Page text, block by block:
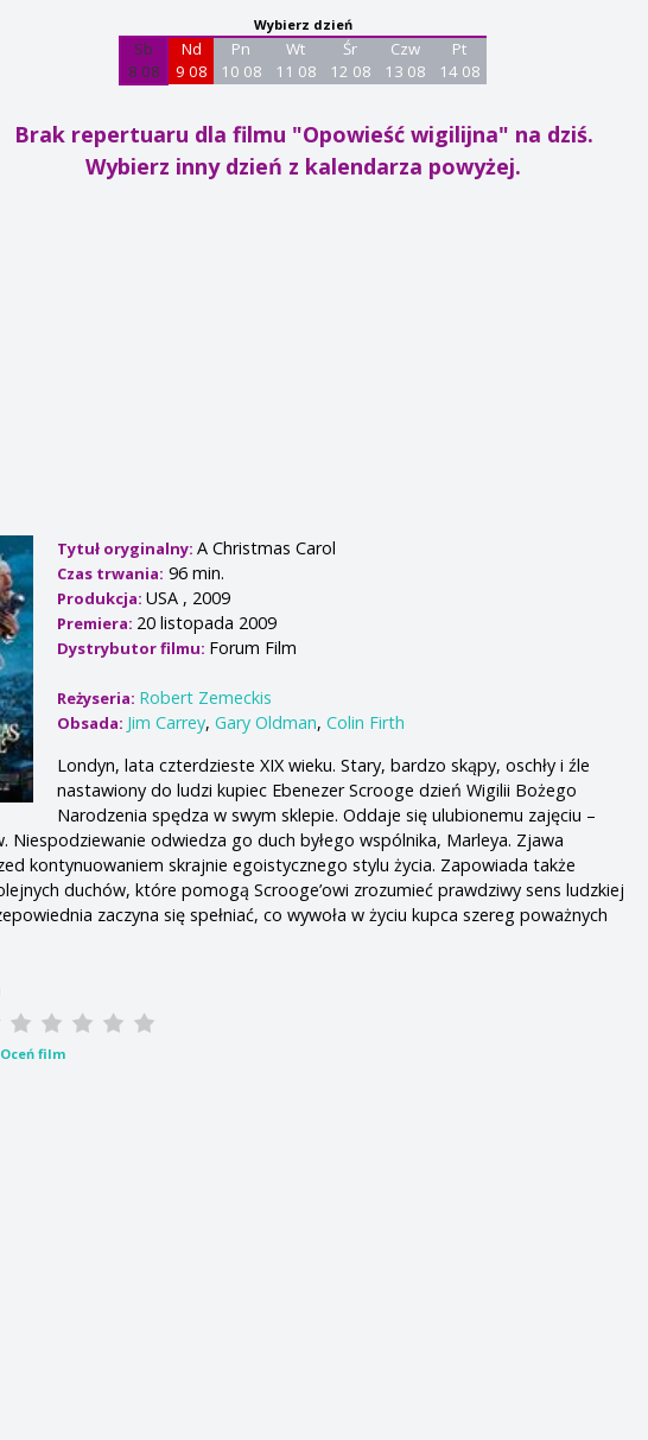
Wybierz dzień
Sb
8 08
Nd
9 08
Pn
10 08
Wt
11 08
Śr
12 08
Czw
13 08
Pt
14 08
Brak repertuaru dla filmu "Opowieść wigilijna" na dziś.
Wybierz inny dzień z kalendarza powyżej.
Tytuł oryginalny:A Christmas Carol
Czas trwania: 96 min.
Produkcja:USA , 2009
Premiera: 20 listopada 2009
Dystrybutor filmu: Forum Film
Reżyseria: Robert Zemeckis
Obsada: Jim Carrey,Gary Oldman,Colin Firth
Londyn, lata czterdzieste XIX wieku. Stary, bardzo skąpy, oschły i źle
nastawiony do ludzi kupiec Ebenezer Scrooge dzień Wigilii Bożego
Narodzenia spędza w swym sklepie. Oddaje się ulubionemu zajęciu –
Niespodziewanie odwiedza go duch byłego wspólnika, Marleya. Zjawa
kontynuowaniem skrajnie egoistycznego stylu życia. Zapowiada także
duchów, które pomogą Scrooge’owi zrozumieć prawdziwy sens ludzkiej
zaczyna się spełniać, co wywoła w życiu kupca szereg poważnych
Oceń film